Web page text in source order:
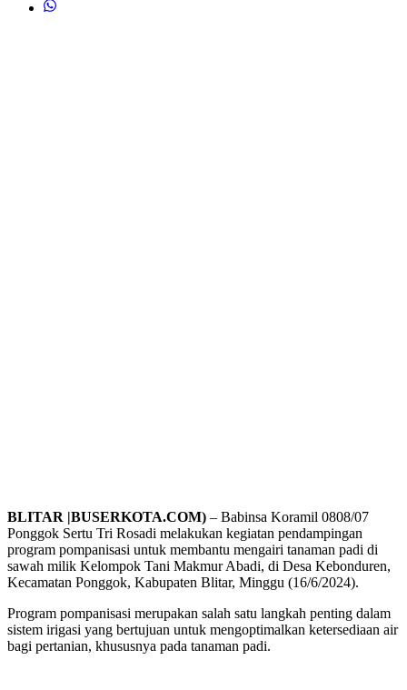
BLITAR |BUSERKOTA.COM) – Babinsa Koramil 0808/07
Ponggok Sertu Tri Rosadi melakukan kegiatan pendampingan
program pompanisasi untuk membantu mengairi tanaman padi di
sawah milik Kelompok Tani Makmur Abadi, di Desa Kebonduren,
Kecamatan Ponggok, Kabupaten Blitar, Minggu (16/6/2024).
Program pompanisasi merupakan salah satu langkah penting dalam
sistem irigasi yang bertujuan untuk mengoptimalkan ketersediaan air
bagi pertanian, khususnya pada tanaman padi.